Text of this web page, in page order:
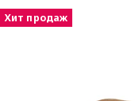
Хит продаж